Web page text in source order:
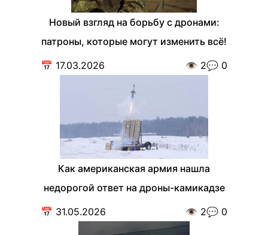
Новый взгляд на борьбу с дронами:
патроны, которые могут изменить всё!
📅 17.03.2026 👁️ 2💬 0
Как американская армия нашла
недорогой ответ на дроны-камикадзе
📅 31.05.2026 👁️ 2💬 0